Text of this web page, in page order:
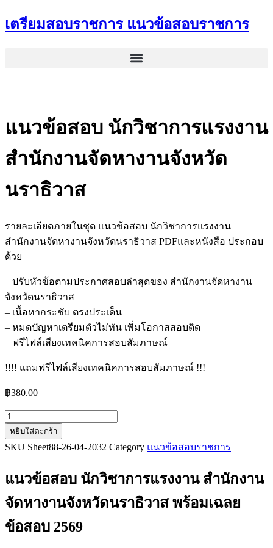
Skip
to
เตรียมสอบราชการ แนวข้อสอบราชการ
แนวข้อสอบ นักวิชาการแรงงาน
สำนักงานจัดหางานจังหวัด
นราธิวาส
รายละเอียดภายในชุด แนวข้อสอบ นักวิชาการแรงงาน
สำนักงานจัดหางานจังหวัดนราธิวาส PDFและหนังสือ ประกอบ
ด้วย
– ปรับหัวข้อตามประกาศสอบล่าสุดของ สำนักงานจัดหางาน
จังหวัดนราธิวาส
– เนื้อหากระชับ ตรงประเด็น
– หมดปัญหาเตรียมตัวไม่ทัน เพิ่มโอกาสสอบติด
– ฟรีไฟล์เสียงเทคนิคการสอบสัมภาษณ์
!!!! แถมฟรีไฟล์เสียงเทคนิคการสอบสัมภาษณ์ !!!
฿380.00
จำนวน
แนว
ข้อสอบ
วิชาการ
แรงงาน
สำนักงาน
จัดหา
หยิบใส่ตะกร้า
SKU Sheet88-26-04-2032 Category แนวข้อสอบราชการ
แนวข้อสอบ นักวิชาการแรงงาน สำนักงาน
จัดหางานจังหวัดนราธิวาสพร้อมเฉลย
ข้อสอบ 2569